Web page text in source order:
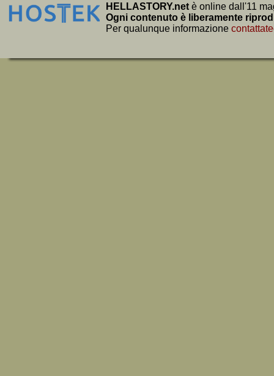
HELLASTORY.net è online dall'11
Ogni contenuto è liberamente
Per qualunque informazione